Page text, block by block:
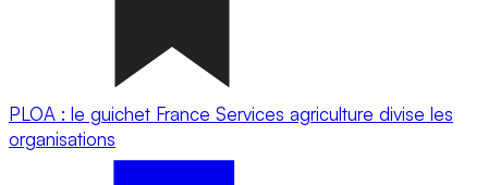
PLOA : le guichet France Services agriculture divise les
organisations